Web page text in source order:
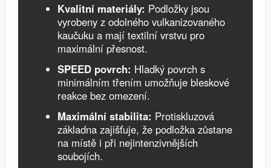
Kvalitní materiály: Podložky jsou
vyrobeny z odolného vulkanizovaného
kaučuku a mají textilní vrstvu pro
maximální přesnost.
SPEED povrch: Hladký povrch s
minimálním třením umožňuje bleskové
reakce bez omezení.
Maximální stabilita: Protiskluzová
základna zajišťuje, že podložka zůstane
na místě i při nejintenzivnějších
soubojích.